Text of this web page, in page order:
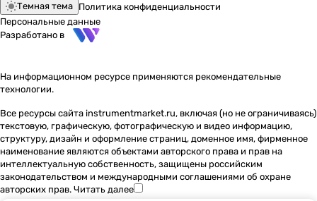
Темная тема Политика конфиденциальности
Персональные данные
Разработано в
На информационном ресурсе применяются рекомендательные
технологии.
Все ресурсы сайта instrumentmarket.ru, включая (но не ограничиваясь)
текстовую, графическую, фотографическую и видео информацию,
структуру, дизайн и оформление страниц, доменное имя, фирменное
наименование являются объектами авторского права и прав на
интеллектуальную собственность, защищены российским
законодательством и международными соглашениями об охране
авторских прав. Читать далее